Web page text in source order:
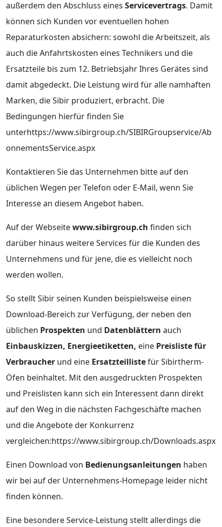
außerdem den Abschluss eines Servicevertrags. Damit
können sich Kunden vor eventuellen hohen
Reparaturkosten absichern: sowohl die Arbeitszeit, als
auch die Anfahrtskosten eines Technikers und die
Ersatzteile bis zum 12. Betriebsjahr Ihres Gerätes sind
damit abgedeckt. Die Leistung wird für alle namhaften
Marken, die Sibir produziert, erbracht. Die
Bedingungen hierfür finden Sie
unterhttps://www.sibirgroup.ch/SIBIRGroupservice/Ab
onnementsService.aspx
Kontaktieren Sie das Unternehmen bitte auf den
üblichen Wegen per Telefon oder E-Mail, wenn Sie
Interesse an diesem Angebot haben.
Auf der Webseitewww.sibirgroup.ch finden sich
darüber hinaus weitere Services für die Kunden des
Unternehmens und für jene, die es vielleicht noch
werden wollen.
So stellt Sibir seinen Kunden beispielsweise einen
Download-Bereich zur Verfügung, der neben den
üblichen Prospekten und Datenblättern auch
Einbauskizzen, Energieetiketten, eine Preisliste für
Verbraucher und eine Ersatzteillistefür Sibirtherm-
Öfen beinhaltet. Mit den ausgedruckten Prospekten
und Preislisten kann sich ein Interessent dann direkt
auf den Weg in die nächsten Fachgeschäfte machen
und die Angebote der Konkurrenz
vergleichen:https://www.sibirgroup.ch/Downloads.aspx
Einen Download von Bedienungsanleitungen haben
wir bei auf der Unternehmens-Homepage leider nicht
finden können.
Eine besondere Service-Leistung stellt allerdings die